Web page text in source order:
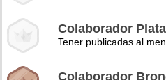
Colaborador Plata
Tener publicadas al
Colaborador